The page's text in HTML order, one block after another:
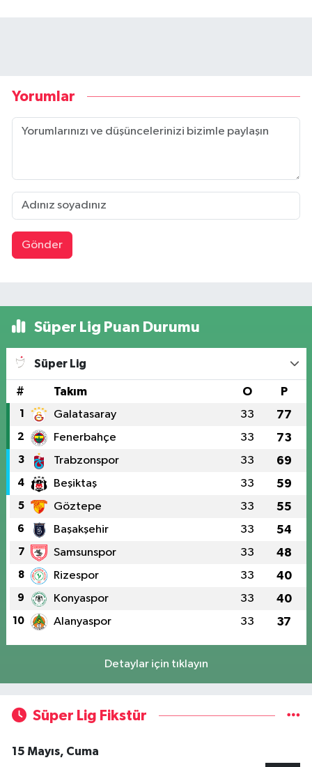
Yorumlar
Gönder
Süper Lig Puan Durumu
Süper Lig
# Takım O P
1 Galatasaray 33 77
2 Fenerbahçe 33 73
3 Trabzonspor 33 69
4 Beşiktaş 33 59
5 Göztepe 33 55
6 Başakşehir 33 54
7 Samsunspor 33 48
8 Rizespor 33 40
9 Konyaspor 33 40
10 Alanyaspor 33 37
Detaylar için tıklayın
Süper Lig Fikstür
15 Mayıs, Cuma